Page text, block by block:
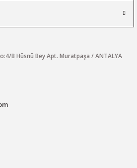
B Hüsnü Bey Apt. Muratpaşa / ANTALYA